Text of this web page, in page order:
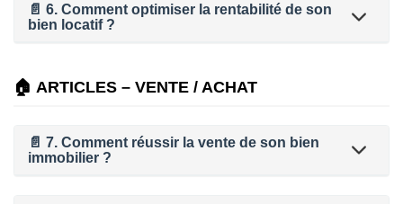
📄 6. Comment optimiser la rentabilité de son
bien locatif ?
🏠 ARTICLES – VENTE / ACHAT
📄 7. Comment réussir la vente de son bien
immobilier ?